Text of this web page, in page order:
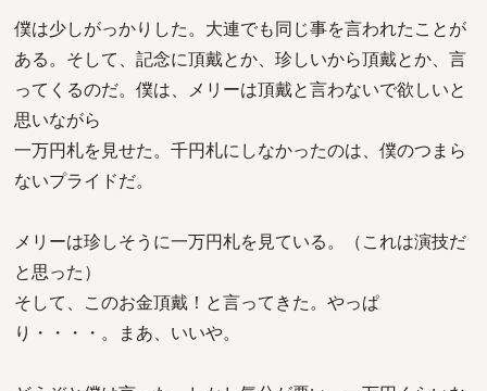
僕は少しがっかりした。大連でも同じ事を言われたことが
ある。そして、記念に頂戴とか、珍しいから頂戴とか、言
ってくるのだ。僕は、メリーは頂戴と言わないで欲しいと
思いながら
一万円札を見せた。千円札にしなかったのは、僕のつまら
ないプライドだ。
メリーは珍しそうに一万円札を見ている。（これは演技だ
と思った）
そして、このお金頂戴！と言ってきた。やっぱ
り・・・・。まあ、いいや。